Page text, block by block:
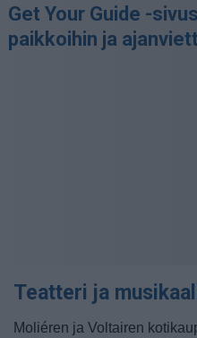
Get Your Guide -
paikkoihin ja
Teatteri ja
Moliéren ja Voltairen